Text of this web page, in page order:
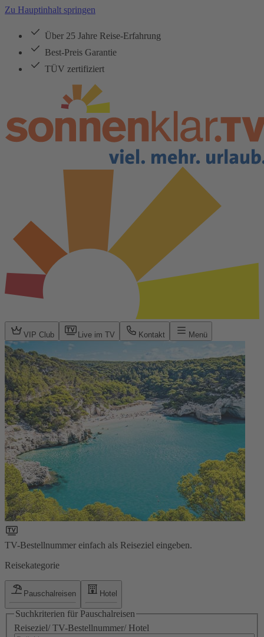
Zu Hauptinhalt springen
Über 25 Jahre Reise-Erfahrung
Best-Preis Garantie
TÜV zertifiziert
VIP Club Live im TV Kontakt Menü
TV-Bestellnummer einfach als Reiseziel eingeben.
Reisekategorie
Pauschalreisen Hotel
Suchkriterien für Pauschalreisen
Reiseziel/ TV-Bestellnummer/ Hotel